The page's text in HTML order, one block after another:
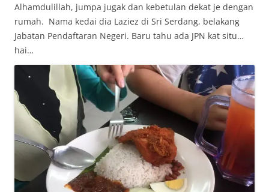
Alhamdulillah, jumpa jugak dan kebetulan dekat je dengan
rumah. Nama kedai dia Laziez di Sri Serdang, belakang
Jabatan Pendaftaran Negeri. Baru tahu ada JPN kat situ…
hai…